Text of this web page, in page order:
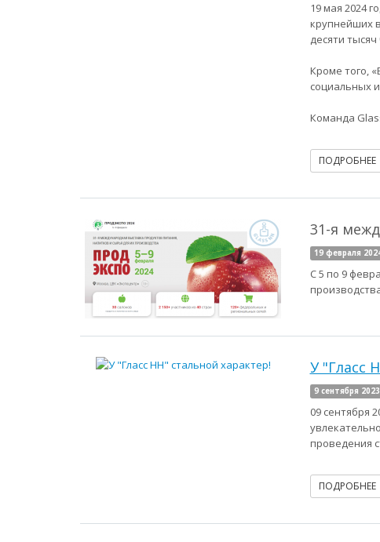
19 мая 2024
крупнейших
десяти
Кроме того,
социальных
Команда
ПОДРОБНЕЕ
31-я
19 февраля
С 5 по 9
У "Гласс
9 сентября 2023
09 сентября
проведения
ПОДРОБНЕЕ